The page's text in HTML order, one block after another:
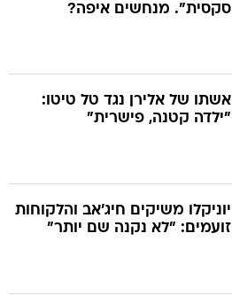
סקסית". מנחשים איפה?
אשתו של אלירן נגד טל טיטו:
"ילדה קטנה, פישרית"
יוניקלו משיקים חיג'אב והלקוחות
זועמים: "לא נקנה שם יותר"